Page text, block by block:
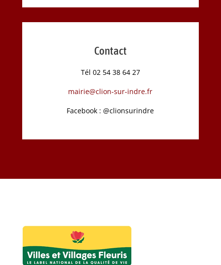
Contact
Tél 02 54 38 64 27
mairie@clion-sur-indre.fr
Facebook : @clionsurindre